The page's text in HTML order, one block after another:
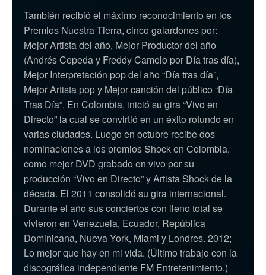
También recibió el máximo reconocimiento en los
Premios Nuestra Tierra, cinco galardones por:
Mejor Artista del año, Mejor Productor del año
(Andrés Cepeda y Freddy Camelo por Día tras día),
Mejor Interpretación pop del año “Día tras día”,
Mejor Artista pop y Mejor canción del público “Día
Tras Día”. En Colombia, inició su gira “Vivo en
Directo” la cual se convirtió en un éxito rotundo en
varias ciudades. Luego en octubre recibe dos
nominaciones a los premios Shock en Colombia,
como mejor DVD grabado en vivo por su
producción “Vivo en Directo” y Artista Shock de la
década. El 2011 consolidó su gira internacional.
Durante el año sus conciertos con lleno total se
vivieron en Venezuela, Ecuador, República
Dominicana, Nueva York, Miami y Londres. 2012;
Lo mejor que hay en mi vida. (Último trabajo con la
discográfica independiente FM Entretenimiento.)